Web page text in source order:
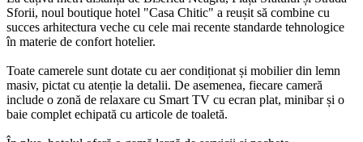
Sforii, noul boutique hotel "Casa Chitic" a reușit să combine cu
succes arhitectura veche cu cele mai recente standarde tehnologice
în materie de confort hotelier.
Toate camerele sunt dotate cu aer condiționat și mobilier din lemn
masiv, pictat cu atenție la detalii. De asemenea, fiecare cameră
include o zonă de relaxare cu Smart TV cu ecran plat, minibar și o
baie complet echipată cu articole de toaletă.